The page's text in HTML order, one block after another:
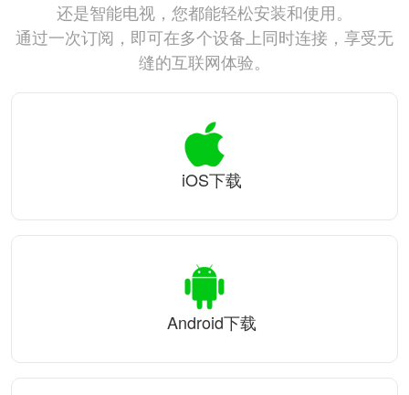
还是智能电视，您都能轻松安装和使用。
通过一次订阅，即可在多个设备上同时连接，享受无
缝的互联网体验。
iOS下载
Android下载